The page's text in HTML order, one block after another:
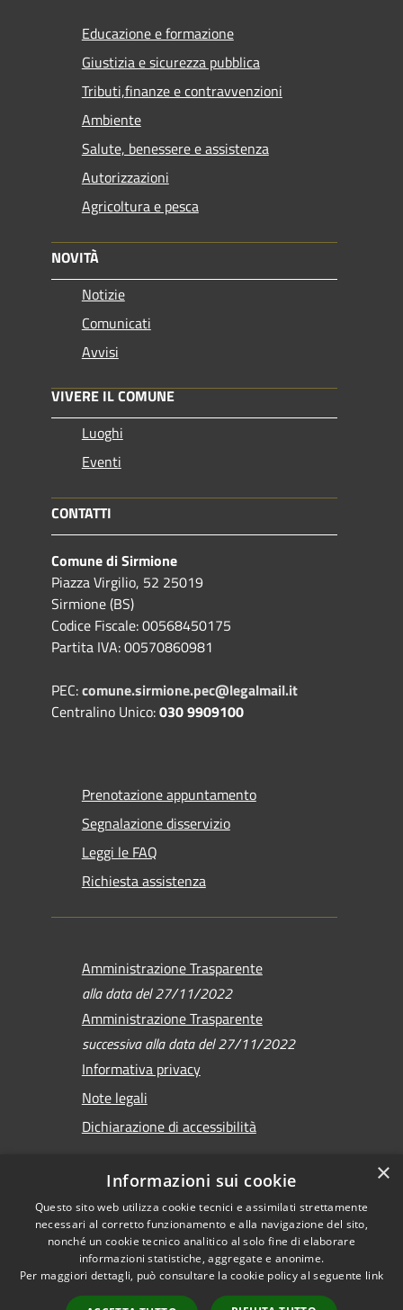
Educazione e formazione
Giustizia e sicurezza pubblica
Tributi,finanze e contravvenzioni
Ambiente
Salute, benessere e assistenza
Autorizzazioni
Agricoltura e pesca
NOVITÀ
Notizie
Comunicati
Avvisi
VIVERE IL COMUNE
Luoghi
Eventi
CONTATTI
Comune di Sirmione
Piazza Virgilio, 52 25019
Sirmione (BS)
Codice Fiscale: 00568450175
Partita IVA: 00570860981
PEC:comune.sirmione.pec@legalmail.it
Centralino Unico:030 9909100
Prenotazione appuntamento
Segnalazione disservizio
Leggi le FAQ
Richiesta assistenza
Amministrazione Trasparente
alla data del 27/11/2022
Amministrazione Trasparente
successiva alla data del 27/11/2022
Informativa privacy
Note legali
Dichiarazione di accessibilità
RSS
Accessibilità
Privacy
Cookie
Mappa del sito
Copyright © 2026 •
Comune di Sirmione •
Powered by
Municipium•
Accesso redazione
×
Informazioni sui cookie
Questo sito web utilizza cookie tecnici e assimilati strettamente
necessari al corretto funzionamento e alla navigazione del sito,
nonché un cookie tecnico analitico al solo fine di elaborare
informazioni statistiche, aggregate e anonime.
Per maggiori dettagli, può consultare la cookie policy al seguente link